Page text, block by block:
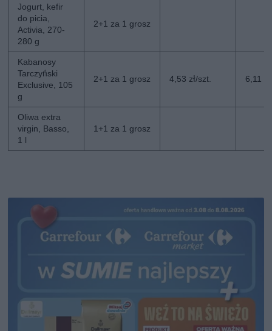
Jogurt, kefir
do picia,
Activia, 270-
280 g
2+1 za 1 grosz
Kabanosy
Tarczyński
Exclusive, 105
g
2+1 za 1 grosz 4,53 zł/szt. 6,11
Oliwa extra
virgin, Basso,
1 l
1+1 za 1 grosz